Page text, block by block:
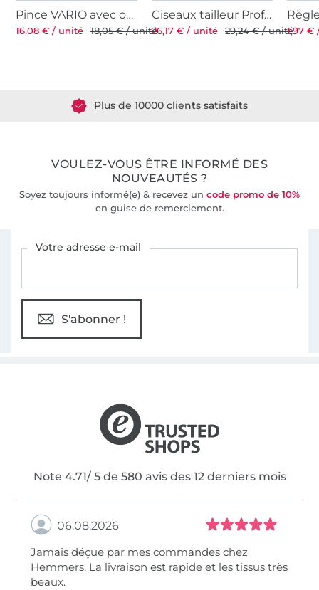
Pince VARIO avec outils à percer pour Ø 3 et 4 mm
16,08 € / unité 18,05 € / unité
Ciseaux tailleur Professional 8'' 21 cm
26,17 € / unité 29,24 € / unité1,97 €
Plus de 10000 clients satisfaits
VOULEZ-VOUS ÊTRE INFORMÉ DES
NOUVEAUTÉS ?
Soyez toujours informé(e) & recevez un code promo de 10%
en guise de remerciement.
Votre adresse e-mail
S'abonner !
Note 4.71/ 5 de 580 avis des 12 derniers mois
06.08.2026
Jamais déçue par mes commandes chez
Hemmers. La livraison est rapide et les tissus très
beaux.